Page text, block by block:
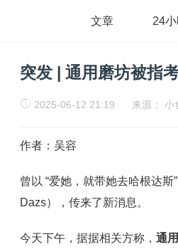
文章 24
突发 | 通用磨坊被指
2025-06-12 21:19 来源： 小
作者：吴容
曾以 “爱她，就带她去哈根达
Dazs），传来了新消息。
今天下午，据据相关方称， 通